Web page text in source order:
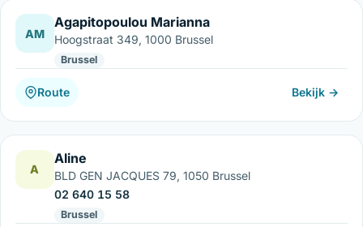
AM
Agapitopoulou Marianna
Hoogstraat 349, 1000 Brussel
Brussel
Route Bekijk →
A
Aline
BLD GEN JACQUES 79, 1050 Brussel
02 640 15 58
Brussel